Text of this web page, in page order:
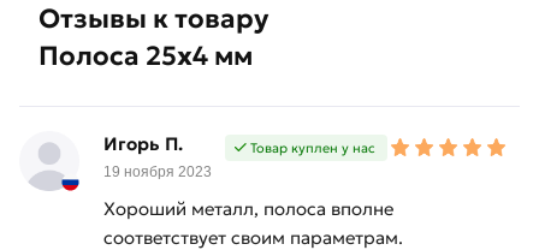
Отзывы к товару
Полоса 25х4 мм
Игорь П.
19 ноября 2023
Товар куплен у нас
Хороший металл, полоса вполне
соответствует своим параметрам.